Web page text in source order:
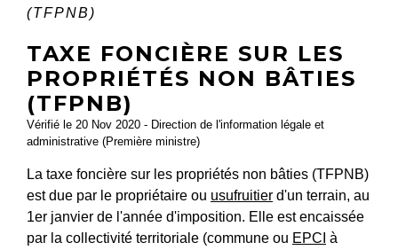
(TFPNB)
TAXE FONCIÈRE SUR LES
PROPRIÉTÉS NON BÂTIES
(TFPNB)
Vérifié le 20 Nov 2020 - Direction de l'information légale et
administrative (Première ministre)
La taxe foncière sur les propriétés non bâties (TFPNB)
est due par le propriétaire ou usufruitier d'un terrain, au
1er janvier de l'année d'imposition. Elle est encaissée
par la collectivité territoriale (commune ou EPCI à